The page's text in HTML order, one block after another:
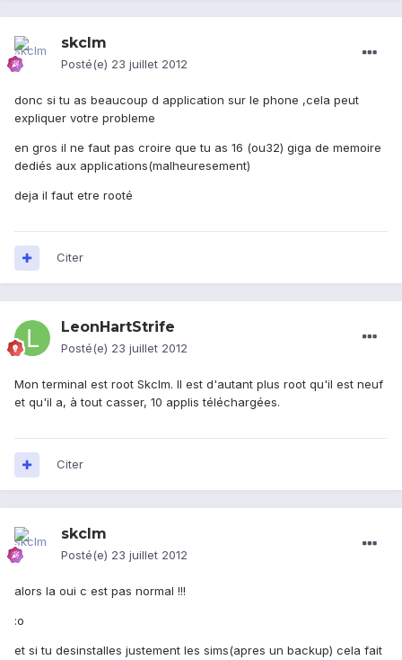
skclm
Posté(e) 23 juillet 2012
donc si tu as beaucoup d application sur le phone ,cela peut
expliquer votre probleme
en gros il ne faut pas croire que tu as 16 (ou32) giga de memoire
dediés aux applications(malheuresement)
deja il faut etre rooté
Citer
LeonHartStrife
Posté(e) 23 juillet 2012
Mon terminal est root Skclm. Il est d'autant plus root qu'il est neuf
et qu'il a, à tout casser, 10 applis téléchargées.
Citer
skclm
Posté(e) 23 juillet 2012
alors la oui c est pas normal !!!
:o
et si tu desinstalles justement les sims(apres un backup) cela fait